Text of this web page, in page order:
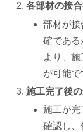
各部材の接
部材が
確である
より、
が可能で
施工完了後
施工が完
確認し、